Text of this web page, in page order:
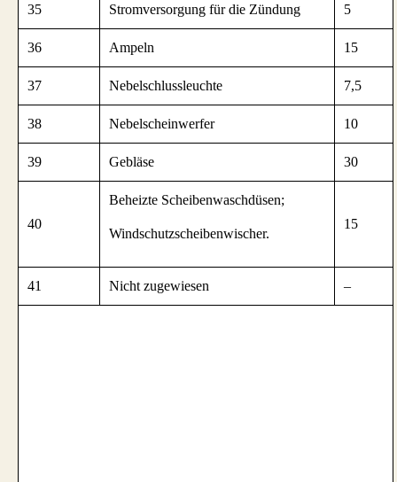
35 Stromversorgung für die Zündung 5
36 Ampeln 15
37 Nebelschlussleuchte 7,5
38 Nebelscheinwerfer 10
39 Gebläse 30
40
Beheizte Scheibenwaschdüsen;
Windschutzscheibenwischer.
15
41 Nicht zugewiesen –